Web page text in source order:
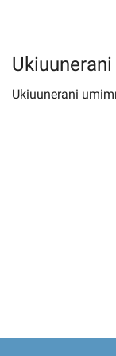
Pilersaarutinut
Ukiuunerani